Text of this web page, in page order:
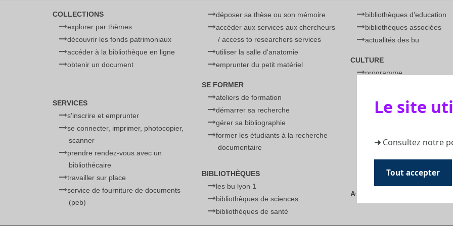
Le site
➜ Consultez notre
Tout accepter
COLLECTIONS
explorer par thèmes
découvrir les fonds patrimoniaux
accéder à la bibliothèque en ligne
obtenir un document
SERVICES
s'inscrire et emprunter
se connecter, imprimer, photocopier,
scanner
prendre rendez-vous avec un
bibliothécaire
travailler sur place
service de fourniture de documents
(peb)
déposer sa thèse ou son mémoire
accéder aux services aux chercheurs
/ access to researchers services
utiliser la salle d'anatomie
emprunter du petit matériel
SE FORMER
ateliers de formation
démarrer sa recherche
gérer sa bibliographie
former les étudiants à la recherche
documentaire
BIBLIOTHÈQUES
les bu lyon 1
bibliothèques de sciences
bibliothèques de santé
bibliothèques d'education
bibliothèques associées
actualités des bu
CULTURE
programme
fête de la science
expositions
littérature jeunesse
ACCESSIBILITÉ